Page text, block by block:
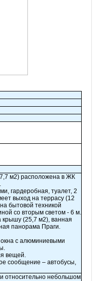
м2) расположена в ЖК
гардеробная, туалет, 2
выход на террасу (12
бытовой техникой
со вторым светом - 6 м.
крышу (25,7 м2), ванная
панорама Праги.
с алюминиевыми
вещей.
сообщение – автобусы,
относительно небольшом